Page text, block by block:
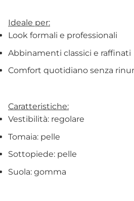
Ideale per:
Look formali e professionali
Abbinamenti classici e raffinati
Comfort quotidiano senza
Caratteristiche:
Vestibilità: regolare
Tomaia: pelle
Sottopiede: pelle
Suola: gomma